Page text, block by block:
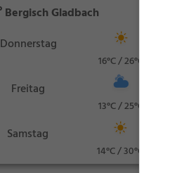
Bergisch Gladbach
Donnerstag
16°C / 26°C
Freitag
13°C / 25°C
Samstag
14°C / 30°C